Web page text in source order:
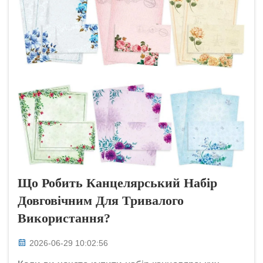
Що Робить Канцелярський Набір
Довговічним Для Тривалого
Використання?
2026-06-29 10:02:56